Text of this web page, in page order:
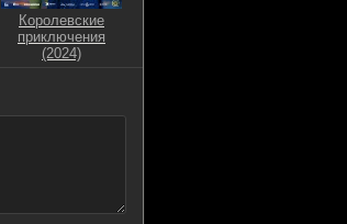
Королевские
приключения
(2024)